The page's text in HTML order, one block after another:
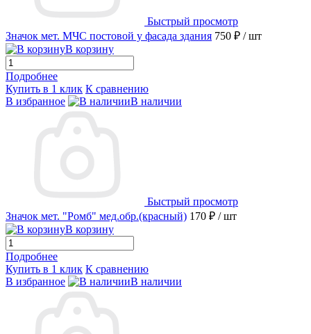
Быстрый просмотр
Значок мет. МЧС постовой у фасада здания 750 ₽ / шт
В корзину
Подробнее
Купить в 1 клик К сравнению
В избранное
В наличии
Быстрый просмотр
Значок мет. "Ромб" мед.обр.(красный) 170 ₽ / шт
В корзину
Подробнее
Купить в 1 клик К сравнению
В избранное
В наличии